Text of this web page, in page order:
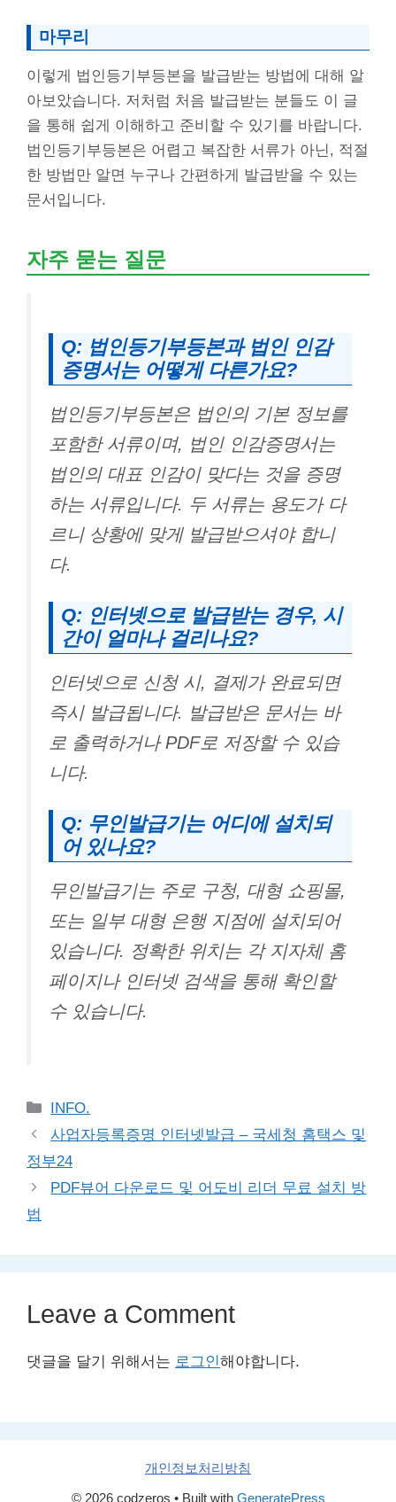
마무리
이렇게 법인등기부등본을 발급받는 방법에 대해 알
아보았습니다. 저처럼 처음 발급받는 분들도 이 글
을 통해 쉽게 이해하고 준비할 수 있기를 바랍니다.
법인등기부등본은 어렵고 복잡한 서류가 아닌, 적절
한 방법만 알면 누구나 간편하게 발급받을 수 있는
문서입니다.
자주 묻는 질문
Q: 법인등기부등본과 법인 인감
증명서는 어떻게 다른가요?
법인등기부등본은 법인의 기본 정보를
포함한 서류이며, 법인 인감증명서는
법인의 대표 인감이 맞다는 것을 증명
하는 서류입니다. 두 서류는 용도가 다
르니 상황에 맞게 발급받으셔야 합니
다.
Q: 인터넷으로 발급받는 경우, 시
간이 얼마나 걸리나요?
인터넷으로 신청 시, 결제가 완료되면
즉시 발급됩니다. 발급받은 문서는 바
로 출력하거나 PDF로 저장할 수 있습
니다.
Q: 무인발급기는 어디에 설치되
어 있나요?
무인발급기는 주로 구청, 대형 쇼핑몰,
또는 일부 대형 은행 지점에 설치되어
있습니다. 정확한 위치는 각 지자체 홈
페이지나 인터넷 검색을 통해 확인할
수 있습니다.
Categories
INFO.
사업자등록증명 인터넷발급 – 국세청 홈택스 및
정부24
PDF뷰어 다운로드 및 어도비 리더 무료 설치 방
법
Leave a Comment
댓글을 달기 위해서는 로그인해야합니다.
개인정보처리방침
© 2026 codzeros • Built with GeneratePress